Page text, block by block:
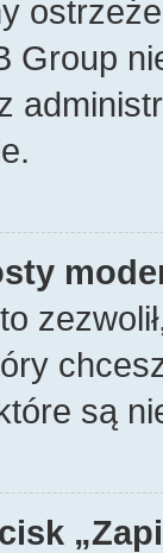
Group
są